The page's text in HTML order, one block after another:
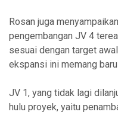
Rosan juga
pengembangan JV 4
sesuai dengan target
ekspansi ini memang
JV 1, yang tidak lagi
hulu proyek, yaitu